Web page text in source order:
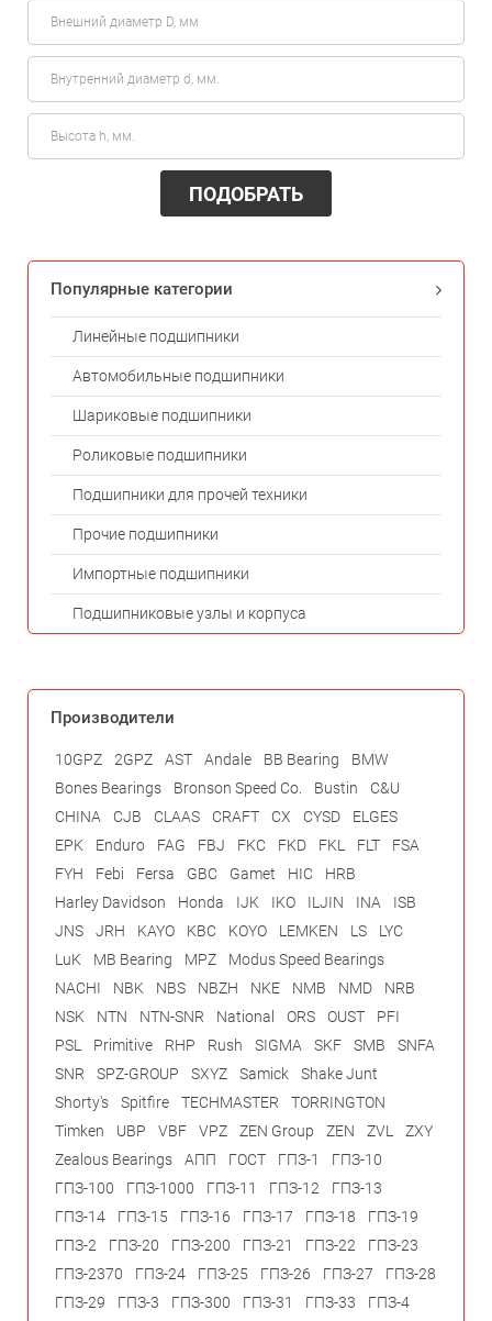
ПОДОБРАТЬ
Популярные категории
Линейные подшипники
Автомобильные подшипники
Шариковые подшипники
Роликовые подшипники
Подшипники для прочей техники
Прочие подшипники
Импортные подшипники
Подшипниковые узлы и корпуса
Производители
10GPZ 2GPZ AST Andale BB Bearing
BMW
Bones Bearings
Bronson Speed Co. Bustin
C&U
CHINA
CJB CLAAS CRAFT CX CYSD
ELGES
EPK
Enduro FAG FBJ FKC FKD FKL FLT
FSA
FYH
Febi Fersa GBC Gamet HIC
HRB
Harley Davidson
Honda IJK IKO ILJIN INA
ISB
JNS
JRH KAYO KBC KOYO LEMKEN LS
LYC
LuK
MB Bearing MPZ
Modus Speed Bearings
NACHI
NBK NBS NBZH NKE NMB NMD
NRB
NSK
NTN NTN-SNR National ORS OUST
PFI
PSL
Primitive RHP Rush SIGMA SKF SMB
SNFA
SNR
SPZ-GROUP SXYZ Samick
Shake Junt
Shorty's
Spitfire TECHMASTER
TORRINGTON
Timken
UBP VBF VPZ ZEN Group ZEN ZVL
ZXY
Zealous Bearings
АПП ГОСТ ГПЗ-1
ГПЗ-10
ГПЗ-100
ГПЗ-1000 ГПЗ-11 ГПЗ-12
ГПЗ-13
ГПЗ-14
ГПЗ-15 ГПЗ-16 ГПЗ-17 ГПЗ-18
ГПЗ-19
ГПЗ-2
ГПЗ-20 ГПЗ-200 ГПЗ-21 ГПЗ-22
ГПЗ-23
ГПЗ-2370
ГПЗ-24 ГПЗ-25 ГПЗ-26 ГПЗ-27
ГПЗ-28
ГПЗ-29
ГПЗ-3 ГПЗ-300 ГПЗ-31 ГПЗ-33
ГПЗ-4